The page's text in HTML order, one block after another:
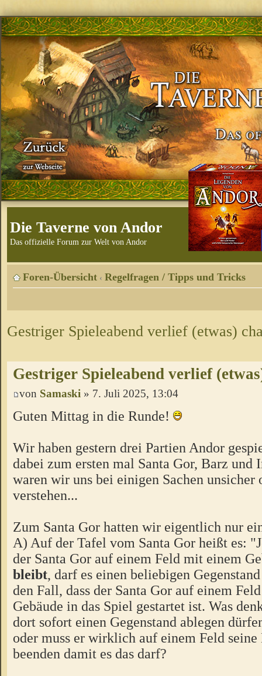
Die Taverne von Andor
Das offizielle Forum zur Welt von Andor
Foren-Übersicht ‹ Regelfragen / Tipps und Tricks
Gestriger Spieleabend verlief (etwas)
Gestriger Spieleabend verlief
von Samaski » 7. Juli 2025, 13:04
Guten Mittag in die Runde!
Wir haben gestern drei Partien Andor
dabei zum ersten mal Santa Gor, Barz
waren wir uns bei einigen Sachen
verstehen...
Zum Santa Gor hatten wir eigentlich nur
A) Auf der Tafel vom Santa Gor heißt es:
der Santa Gor auf einem Feld mit einem
bleibt, darf es einen beliebigen
den Fall, dass der Santa Gor auf einem
Gebäude in das Spiel gestartet ist. Was
dort sofort einen Gegenstand ablegen
oder muss er wirklich auf einem Feld seine
beenden damit es das darf?